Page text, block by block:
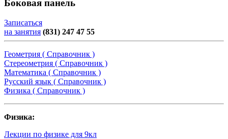
Боковая панель
Записаться
на занятия (831) 247 47 55
Геометрия ( Справочник )
Стереометрия ( Справочник )
Математика ( Справочник )
Русский язык ( Справочник )
Физика ( Справочник )
Физика:
Лекции по физике для 9кл